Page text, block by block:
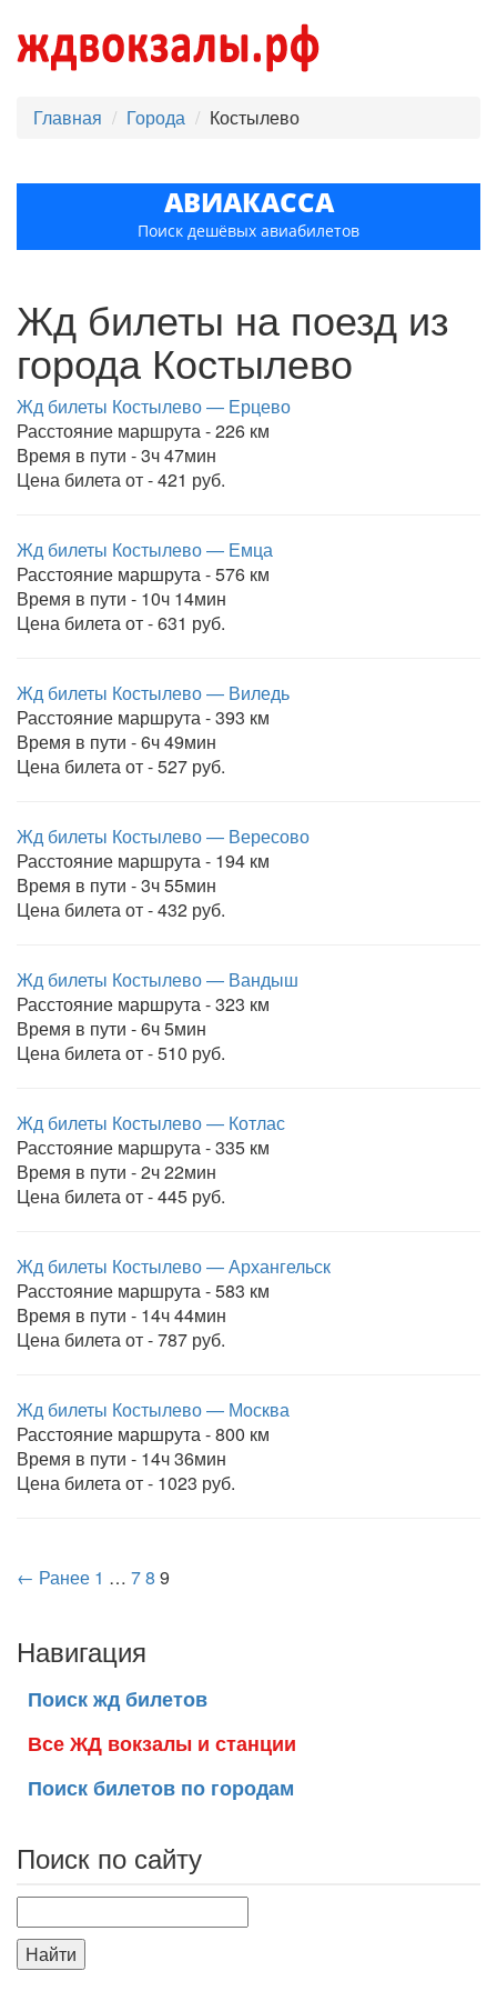
Главная Города Костылево
АВИАКАССА
Поиск дешёвых авиабилетов
Жд билеты на поезд из
города Костылево
Жд билеты Костылево — Ерцево
Расстояние маршрута - 226 км
Время в пути - 3ч 47мин
Цена билета от - 421 руб.
Жд билеты Костылево — Емца
Расстояние маршрута - 576 км
Время в пути - 10ч 14мин
Цена билета от - 631 руб.
Жд билеты Костылево — Виледь
Расстояние маршрута - 393 км
Время в пути - 6ч 49мин
Цена билета от - 527 руб.
Жд билеты Костылево — Вересово
Расстояние маршрута - 194 км
Время в пути - 3ч 55мин
Цена билета от - 432 руб.
Жд билеты Костылево — Вандыш
Расстояние маршрута - 323 км
Время в пути - 6ч 5мин
Цена билета от - 510 руб.
Жд билеты Костылево — Котлас
Расстояние маршрута - 335 км
Время в пути - 2ч 22мин
Цена билета от - 445 руб.
Жд билеты Костылево — Архангельск
Расстояние маршрута - 583 км
Время в пути - 14ч 44мин
Цена билета от - 787 руб.
Жд билеты Костылево — Москва
Расстояние маршрута - 800 км
Время в пути - 14ч 36мин
Цена билета от - 1023 руб.
← Ранее 1 … 78 9
Навигация
Поиск жд билетов
Все ЖД вокзалы и станции
Поиск билетов по городам
Поиск по сайту
Найти